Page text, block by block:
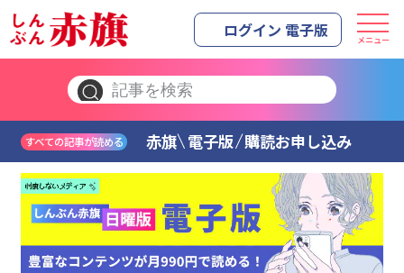
ログイン 電子版 メニュー
すべての記事が読める 赤旗 電子版 購読お申し込み